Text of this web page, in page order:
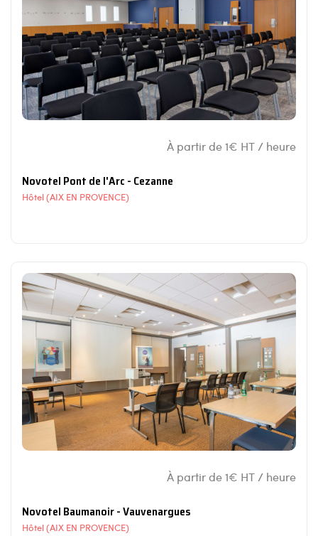
À partir de 1€ HT / heure
Novotel Pont de l'Arc - Cezanne
Hôtel (AIX EN PROVENCE)
À partir de 1€ HT / heure
Novotel Baumanoir - Vauvenargues
Hôtel (AIX EN PROVENCE)